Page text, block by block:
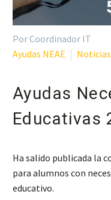
Por Coordinador IT
Ayudas NEAE
Noticias
Ayudas
Educativas
Ha salido publicada la
para alumnos con
educativo.